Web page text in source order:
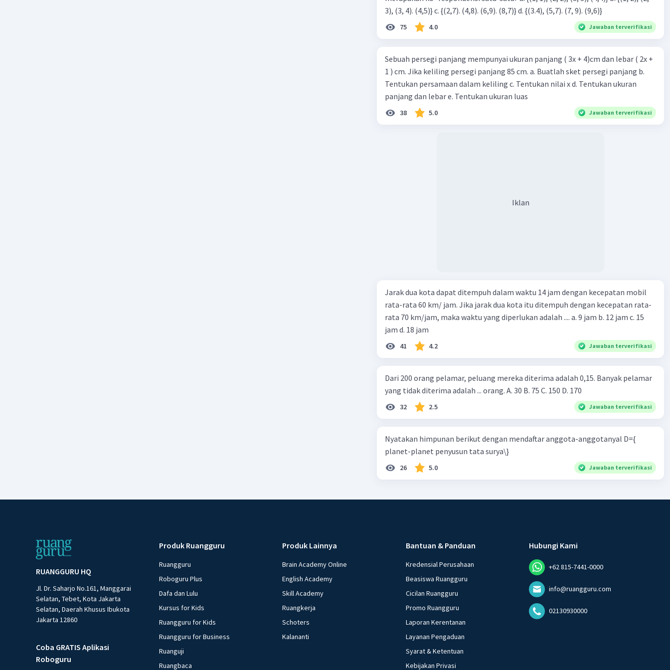
3), (3, 4). (4,5)} c. {(2,7). (4,8). (6,9). (8,7)} d. {(3.4), (5,7). (7, 9). (9,6)}
75 4.0 Jawaban terverifikasi
Sebuah persegi panjang mempunyai ukuran panjang ( 3x + 4)cm dan lebar ( 2x +
1 ) cm. Jika keliling persegi panjang 85 cm. a. Buatlah sket persegi panjang b.
Tentukan persamaan dalam keliling c. Tentukan nilai x d. Tentukan ukuran
panjang dan lebar e. Tentukan ukuran luas
38 5.0 Jawaban terverifikasi
Iklan
Jarak dua kota dapat ditempuh dalam waktu 14 jam dengan kecepatan mobil
rata-rata 60 km/ jam. Jika jarak dua kota itu ditempuh dengan kecepatan rata-
rata 70 km/jam, maka waktu yang diperlukan adalah .... a. 9 jam b. 12 jam c. 15
jam d. 18 jam
41 4.2 Jawaban terverifikasi
Dari 200 orang pelamar, peluang mereka diterima adalah 0,15. Banyak pelamar
yang tidak diterima adalah ... orang. A. 30 B. 75 C. 150 D. 170
32 2.5 Jawaban terverifikasi
Nyatakan himpunan berikut dengan mendaftar anggota-anggotanyal D={
planet-planet penyusun tata surya\}
26 5.0 Jawaban terverifikasi
RUANGGURU HQ
Jl. Dr. Saharjo No.161, Manggarai
Selatan, Tebet, Kota Jakarta
Selatan, Daerah Khusus Ibukota
Jakarta 12860
Coba GRATIS Aplikasi
Roboguru
Produk Ruangguru
Ruangguru
Roboguru Plus
Dafa dan Lulu
Kursus for Kids
Ruangguru for Kids
Ruangguru for Business
Ruanguji
Ruangbaca
Produk Lainnya
Brain Academy Online
English Academy
Skill Academy
Ruangkerja
Schoters
Kalananti
Bantuan & Panduan
Kredensial Perusahaan
Beasiswa Ruangguru
Cicilan Ruangguru
Promo Ruangguru
Laporan Kerentanan
Layanan Pengaduan
Syarat & Ketentuan
Kebijakan Privasi
Hubungi Kami
+62 815-7441-0000
info@ruangguru.com
02130930000